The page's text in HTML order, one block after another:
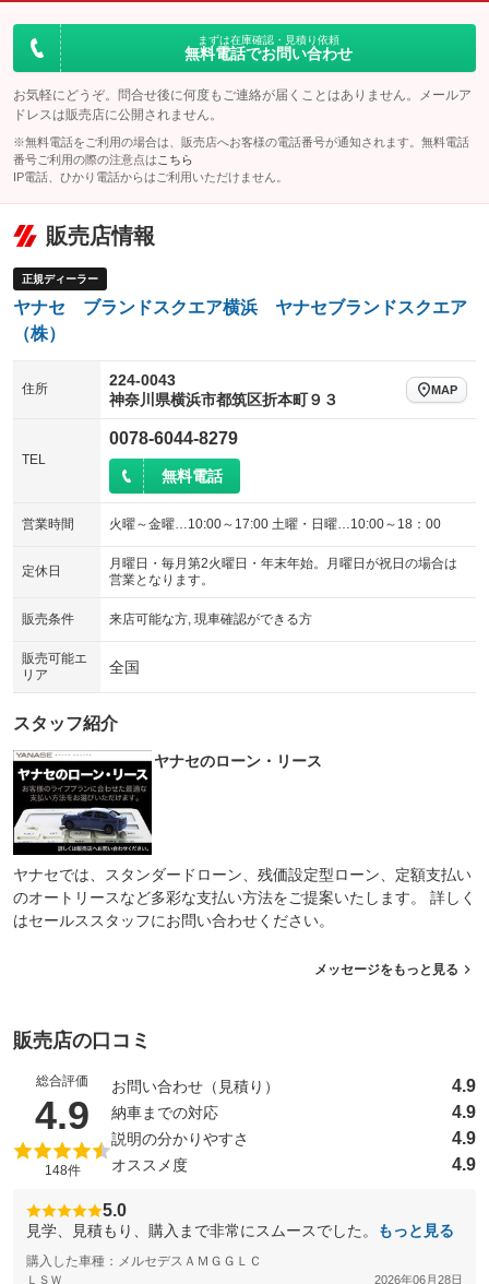
エアサスペンション ヘッドライトウォッシャー
まずは在庫確認・見積り依頼
無料電話でお問い合わせ
お気軽にどうぞ。問合せ後に何度もご連絡が届くことはありません。メールア
ドレスは販売店に公開されません。
※無料電話をご利用の場合は、販売店へお客様の電話番号が通知されます。無料電話
番号ご利用の際の注意点は こちら
IP電話、ひかり電話からはご利用いただけません。
販売店情報
正規ディーラー
ヤナセ ブランドスクエア横浜 ヤナセブランドスクエア
（株）
住所
224-0043
神奈川県横浜市都筑区折本町９３
MAP
TEL
0078-6044-8279
無料電話
営業時間 火曜～金曜…10:00～17:00 土曜・日曜…10:00～18：00
定休日
月曜日・毎月第2火曜日・年末年始。月曜日が祝日の場合は
営業となります。
販売条件 来店可能な方, 現車確認ができる方
販売可能エ
リア
全国
スタッフ紹介
ヤナセのローン・リース
ヤナセでは、スタンダードローン、残価設定型ローン、定額支払い
のオートリースなど多彩な支払い方法をご提案いたします。 詳しく
はセールススタッフにお問い合わせください。
メッセージをもっと見る
販売店の口コミ
総合評価
4.9 （5点満点中）
148件
お問い合わせ（見積り） 4.9
納車までの対応 4.9
説明の分かりやすさ 4.9
オススメ度 4.9
5.0
見学、見積もり、購入まで非常にスムースでした。 もっと見る
購入した車種：メルセデスＡＭＧＧＬＣ
ＬＳＷ 2026年06月28日